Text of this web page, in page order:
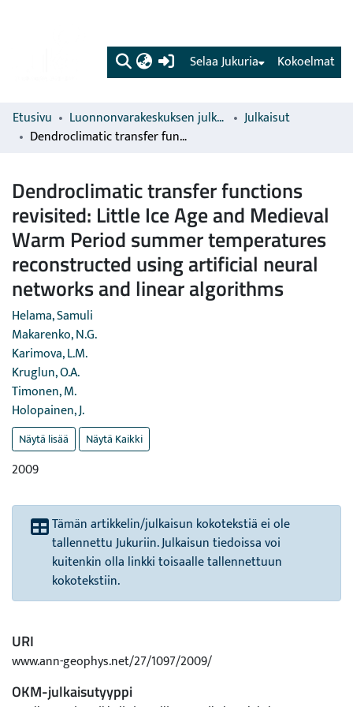
(current) Kokoelmat
Selaa Jukuria
Etusivu Luonnonvarakeskuksen julkaisut
Julkaisut
Dendroclimatic transfer functions revisited: Little Ice Age and Medieval Warm Period summer temperatures reconstructed using artificial neural networks and linear algorithms
Dendroclimatic transfer functions
revisited: Little Ice Age and Medieval
Warm Period summer temperatures
reconstructed using artificial neural
networks and linear algorithms
Helama, Samuli
Makarenko, N.G.
Karimova, L.M.
Kruglun, O.A.
Timonen, M.
Holopainen, J.
Näytä lisää Näytä Kaikki
2009
Tämän artikkelin/julkaisun kokotekstiä ei ole
tallennettu Jukuriin. Julkaisun tiedoissa voi
kuitenkin olla linkki toisaalle tallennettuun
kokotekstiin.
URI
www.ann-geophys.net/27/1097/2009/
OKM-julkaisutyyppi